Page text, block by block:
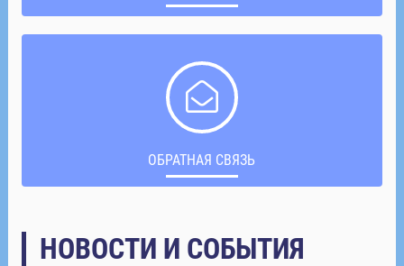
ОБРАТНАЯ СВЯЗЬ
НОВОСТИ И СОБЫТИЯ